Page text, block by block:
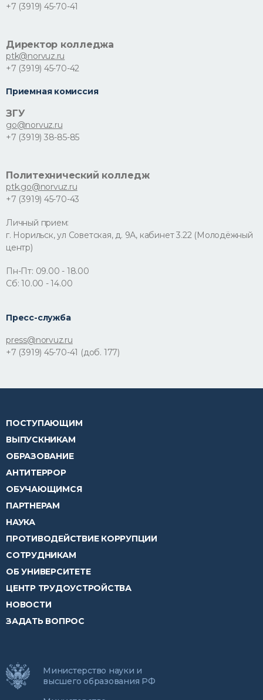
+7 (3919) 45-70-41
Директор колледжа
ptk@norvuz.ru
+7 (3919) 45-70-42
Приемная комиссия
ЗГУ
go@norvuz.ru
+7 (3919) 38-85-85
Политехнический колледж
ptk.go@norvuz.ru
+7 (3919) 45-70-43
Личный прием:
г. Норильск, ул Советская, д. 9А, кабинет 3.22 (Молодёжный
центр)
Пн-Пт: 09.00 - 18.00
Сб: 10.00 - 14.00
Пресс-служба
press@norvuz.ru
+7 (3919) 45-70-41 (доб. 177)
ПОСТУПАЮЩИМ
ВЫПУСКНИКАМ
ОБРАЗОВАНИЕ
АНТИТЕРРОР
ОБУЧАЮЩИМСЯ
ПАРТНЕРАМ
НАУКА
ПРОТИВОДЕЙСТВИЕ КОРРУПЦИИ
СОТРУДНИКАМ
ОБ УНИВЕРСИТЕТЕ
ЦЕНТР ТРУДОУСТРОЙСТВА
НОВОСТИ
ЗАДАТЬ ВОПРОС
Министерство науки и
высшего образования РФ